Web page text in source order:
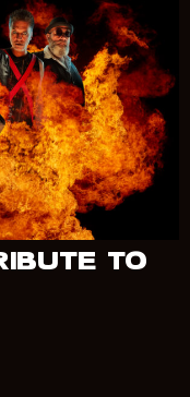
TO